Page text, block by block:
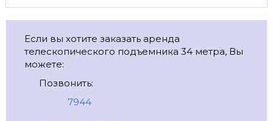
Если вы хотите заказать аренда
телескопического подъемника 34 метра, Вы
можете:
Позвонить:
7944